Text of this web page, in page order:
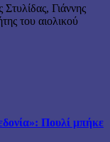
Γιάννης
του αιολικού
Πουλί μπήκε